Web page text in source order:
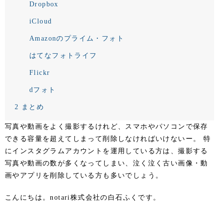
Dropbox
iCloud
Amazonのプライム・フォト
はてなフォトライフ
Flickr
dフォト
2 まとめ
写真や動画をよく撮影するけれど、スマホやパソコンで保存
できる容量を超えてしまって削除しなければいけないー。 特
にインスタグラムアカウントを運用している方は、撮影する
写真や動画の数が多くなってしまい、泣く泣く古い画像・動
画やアプリを削除している方も多いでしょう。
こんにちは。notari株式会社の白石ふくです。